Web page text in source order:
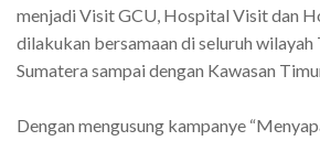
menjadi Visit GCU, Hospital Visit dan
dilakukan bersamaan di seluruh
Sumatera sampai dengan Kawasan
Dengan mengusung kampanye